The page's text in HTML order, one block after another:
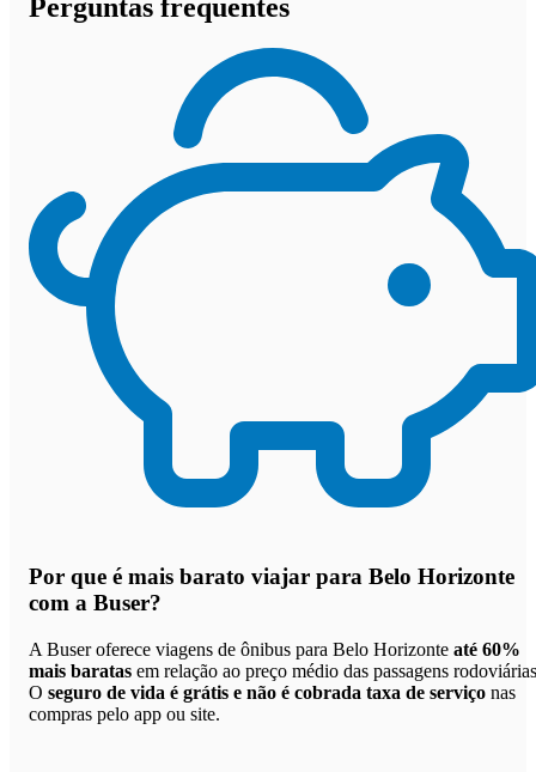
Perguntas frequentes
Por que é mais barato viajar para Belo Horizonte
com a Buser?
A Buser oferece viagens de ônibus para Belo Horizonte até 60%
mais baratas em relação ao preço médio das passagens
O seguro de vida é grátis e não é cobrada taxa de serviço nas
compras pelo app ou site.